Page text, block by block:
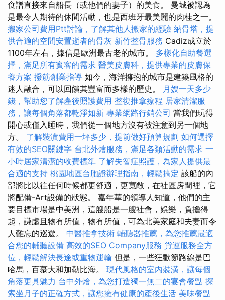
食譜直接來自船長（或他們的妻子）的美食。 曼城被認為
是最令人期待的休閒活動，也是西班牙最美麗的肉桂之一。
搬家公司費用Ptt討論，了解其他人搬家的經驗 納骨塔，提
供合適的空間安置逝者的骨灰 新竹整骨服務 Cadiz成立於
1100年左右，據信是歐洲最古老的城市。 多樣化自助餐選
擇，滿足所有賓客的需求 醫美皮膚科，提供專業的皮膚保
養方案 撥筋創業指導 如今，海洋擁抱的城市是建築風格的
迷人融合，可以回饋其豐富而多樣的歷史。 月嫂一天多少
錢，幫助您了解產後照護費用 整復推拿療程 居家清潔服
務，讓每個角落都乾淨如新 專業網路行銷公司 當我們玩得
開心或僅入睡時，我們從一個地方沒有被注意到另一個地
方。 了解裝潢費用一坪多少，提前做好預算規劃 如何選擇
有效的SEO關鍵字 台北外燴服務，滿足各類活動的需求 一
小時居家清潔的收費標準 了解失智症照護，為家人提供最
合適的支持 桃園地區台胞證辦理指南，輕鬆搞定 該船的內
部將比以往任何時候都更舒適，更寬敞，在社區房間裡，它
將配備-Art設備的狀態。 嘉年華的領導人知道，他們的主
要目標市場是中美洲，這艘船是一艘社會，娛樂，負擔得
起，謙虛且物有所值，物有所值，可為北美家庭和夫妻而令
人難忘的巡遊。 中醫推拿技術 輔聽器推薦，為您推薦最適
合您的輔聽設備 高效的SEO Company服務 貨運服務全方
位，輕鬆解決長途或重物運輸 但是，一些狂歡節路線是巴
哈馬，百慕大和加勒比海。 現代風格的室內裝潢，讓每個
角落更具魅力 台中外燴，為您打造獨一無二的宴會餐點 探
索坐月子的正確方式，讓您擁有健康的產後生活 美味餐點